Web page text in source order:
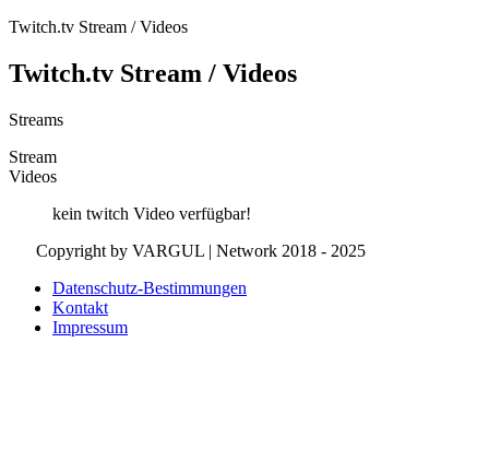
Twitch.tv Stream / Videos
Twitch.tv Stream / Videos
Streams
Stream
Videos
kein twitch Video verfügbar!
Copyright by VARGUL | Network 2018 - 2025
Datenschutz-Bestimmungen
Kontakt
Impressum